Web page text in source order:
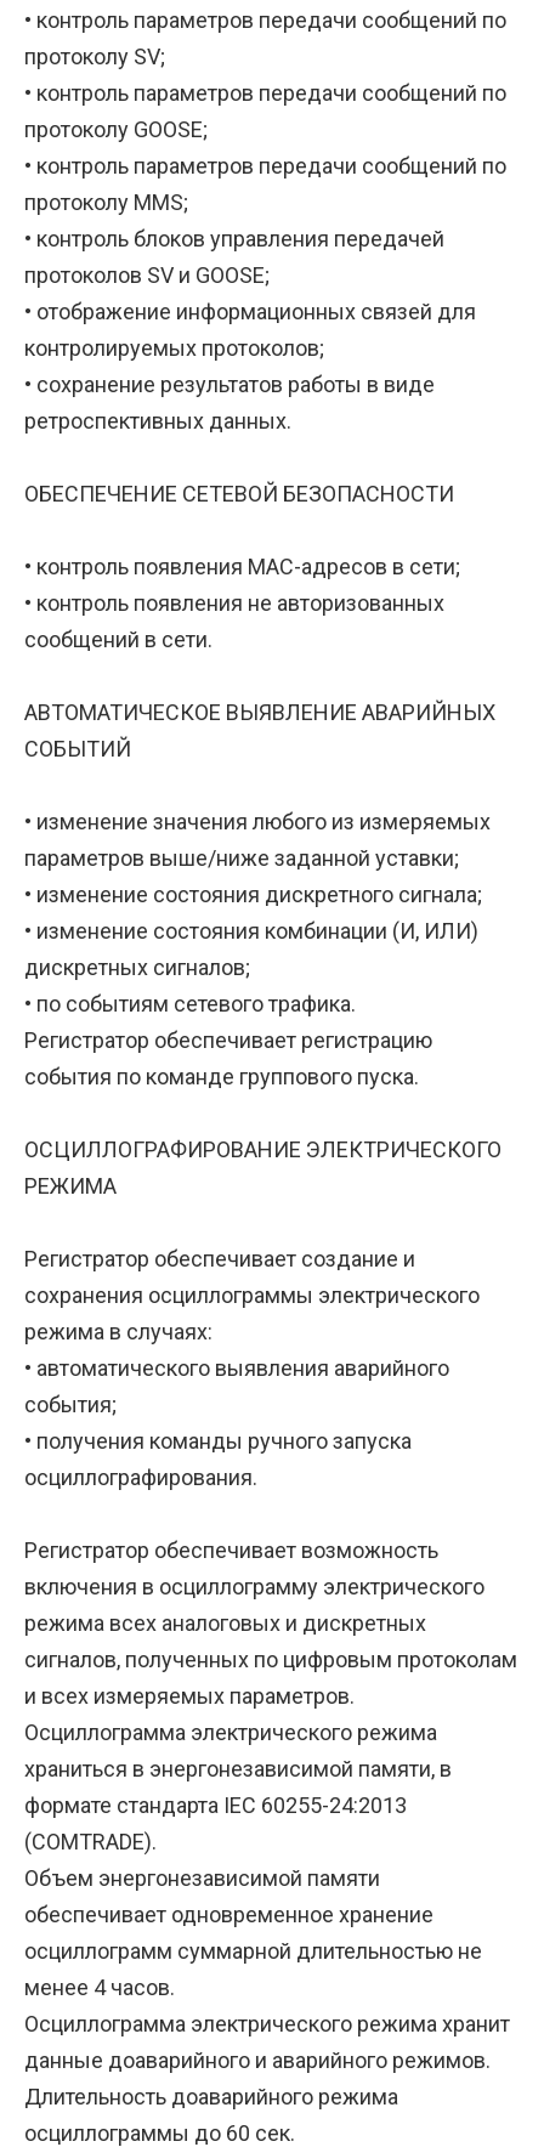
• контроль параметров передачи сообщений по
протоколу SV;
• контроль параметров передачи сообщений по
протоколу GOOSE;
• контроль параметров передачи сообщений по
протоколу MMS;
• контроль блоков управления передачей
протоколов SV и GOOSE;
• отображение информационных связей для
контролируемых протоколов;
• сохранение результатов работы в виде
ретроспективных данных.
ОБЕСПЕЧЕНИЕ СЕТЕВОЙ БЕЗОПАСНОСТИ
• контроль появления MAC-адресов в сети;
• контроль появления не авторизованных
сообщений в сети.
АВТОМАТИЧЕСКОЕ ВЫЯВЛЕНИЕ АВАРИЙНЫХ
СОБЫТИЙ
• изменение значения любого из измеряемых
параметров выше/ниже заданной уставки;
• изменение состояния дискретного сигнала;
• изменение состояния комбинации (И, ИЛИ)
дискретных сигналов;
• по событиям сетевого трафика.
Регистратор обеспечивает регистрацию
события по команде группового пуска.
ОСЦИЛЛОГРАФИРОВАНИЕ ЭЛЕКТРИЧЕСКОГО
РЕЖИМА
Регистратор обеспечивает создание и
сохранения осциллограммы электрического
режима в случаях:
• автоматического выявления аварийного
события;
• получения команды ручного запуска
осциллографирования.
Регистратор обеспечивает возможность
включения в осциллограмму электрического
режима всех аналоговых и дискретных
сигналов, полученных по цифровым протоколам
и всех измеряемых параметров.
Осциллограмма электрического режима
храниться в энергонезависимой памяти, в
формате стандарта IEC 60255-24:2013
(COMTRADE).
Объем энергонезависимой памяти
обеспечивает одновременное хранение
осциллограмм суммарной длительностью не
менее 4 часов.
Осциллограмма электрического режима хранит
данные доаварийного и аварийного режимов.
Длительность доаварийного режима
осциллограммы до 60 сек.